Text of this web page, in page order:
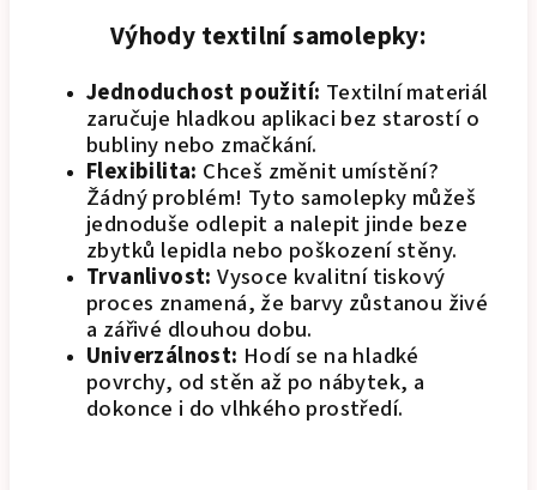
Výhody textilní samolepky:
Jednoduchost použití: Textilní materiál
zaručuje hladkou aplikaci bez starostí o
bubliny nebo zmačkání.
Flexibilita: Chceš změnit umístění?
Žádný problém! Tyto samolepky můžeš
jednoduše odlepit a nalepit jinde beze
zbytků lepidla nebo poškození stěny.
Trvanlivost: Vysoce kvalitní tiskový
proces znamená, že barvy zůstanou živé
a zářivé dlouhou dobu.
Univerzálnost: Hodí se na hladké
povrchy, od stěn až po nábytek, a
dokonce i do vlhkého prostředí.